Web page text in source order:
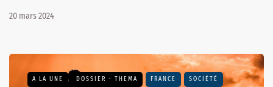
20 mars 2024
A LA UNE DOSSIER - THEMA FRANCE SOCIÉTÉ